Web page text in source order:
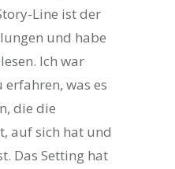
Line ist der
und habe
Ich war
was es
die die
auf sich hat und
Das Setting hat